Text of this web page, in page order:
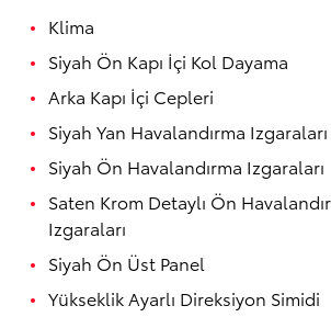
Klima
Siyah Ön Kapı İçi Kol Dayama
Arka Kapı İçi Cepleri
Siyah Yan Havalandırma Izgaraları
Siyah Ön Havalandırma Izgaraları
Saten Krom Detaylı Ön
Izgaraları
Siyah Ön Üst Panel
Yükseklik Ayarlı Direksiyon Simidi